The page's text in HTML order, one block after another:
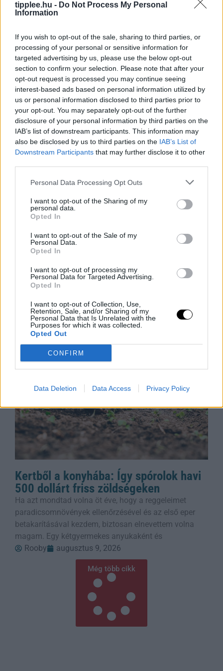
tipplee.hu - Do Not Process My Personal
Information
If you wish to opt-out of the sale, sharing to third parties, or
processing of your personal or sensitive information for
targeted advertising by us, please use the below opt-out
section to confirm your selection. Please note that after your
opt-out request is processed you may continue seeing
interest-based ads based on personal information utilized by
us or personal information disclosed to third parties prior to
your opt-out. You may separately opt-out of the further
disclosure of your personal information by third parties on the
IAB’s list of downstream participants. This information may
also be disclosed by us to third parties on the IAB’s List of
Downstream Participants that may further disclose it to other
Personal Data Processing Opt Outs
I want to opt-out of the Sharing of my
personal data.
Opted In
I want to opt-out of the Sale of my
Personal Data.
Opted In
I want to opt-out of processing my
Personal Data for Targeted Advertising.
Opted In
I want to opt-out of Collection, Use,
Retention, Sale, and/or Sharing of my
Personal Data that Is Unrelated with the
Purposes for which it was collected.
Opted Out
CONFIRM
Data Deletion Data Access Privacy Policy
Avokádóolaj-teszt: amit a drága
címkék mögött találtak
A vásárlók gyakran drága pénzért vesznek
avokádóolajos termékeket, de egy új kutatás szerint az
esetek 89%-ában nem azt kapják, amiért fizetnek. A
Kaliforniai Egyetem szakértői
Rooby
augusztus 9, 2026
Új Milliómosok Térképe: Hol Könnyű
Pénzt Szerezni 2025-ben?
vezeti a listát, ahol 2025-ben több mint 441 ezer új
milliomos született, ami messze megelőzi a második
Rooby
augusztus 9, 2026
Kertből a konyhába: Így spórolok havi
500 dollárt friss zöldségeken
Ha azt mondtad volna öt éve, hogy a reggeleimet
paradicsomnövények ellenőrzésével és az első eper
betakarításával kezdem, biztosan elnevettem volna
magam. Egy kétgyermekes anyukaként és
Rooby
augusztus 9, 2026
Még több cikk